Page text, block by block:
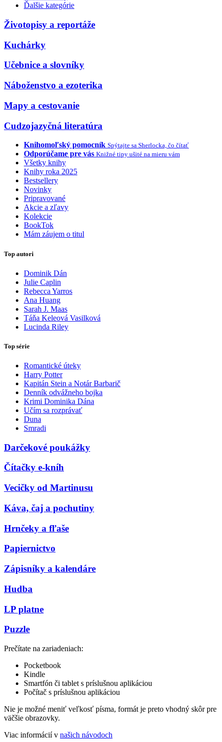
Ďalšie kategórie
Životopisy a reportáže
Kuchárky
Učebnice a slovníky
Náboženstvo a ezoterika
Mapy a cestovanie
Cudzojazyčná literatúra
Knihomoľský pomocník Spýtajte sa Sherlocka, čo čítať
Odporúčame pre vás Knižné tipy ušité na mieru vám
Všetky knihy
Knihy roka 2025
Bestsellery
Novinky
Pripravované
Akcie a zľavy
Kolekcie
BookTok
Mám záujem o titul
Top autori
Dominik Dán
Julie Caplin
Rebecca Yarros
Ana Huang
Sarah J. Maas
Táňa Keleová Vasilková
Lucinda Riley
Top série
Romantické úteky
Harry Potter
Kapitán Stein a Notár Barbarič
Denník odvážneho bojka
Krimi Dominika Dána
Učím sa rozprávať
Duna
Smradi
Darčekové poukážky
Čítačky e-kníh
Vecičky od Martinusu
Káva, čaj a pochutiny
Hrnčeky a fľaše
Papiernictvo
Zápisníky a kalendáre
Hudba
LP platne
Puzzle
Prečítate na zariadeniach:
Pocketbook
Kindle
Smartfón či tablet s príslušnou aplikáciou
Počítač s príslušnou aplikáciou
Nie je možné meniť veľkosť písma, formát je preto vhodný skôr pre
väčšie obrazovky.
Viac informácií v našich návodoch